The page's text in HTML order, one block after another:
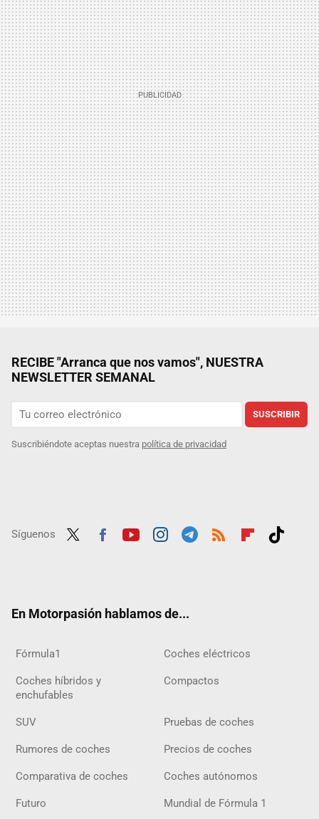
RECIBE "Arranca que nos vamos", NUESTRA
NEWSLETTER SEMANAL
SUSCRIBIR
Suscribiéndote aceptas nuestra política de privacidad
Síguenos
En Motorpasión hablamos de...
Fórmula1 Coches eléctricos
Coches híbridos y
enchufables
Compactos
SUV Pruebas de coches
Rumores de coches Precios de coches
Comparativa de coches Coches autónomos
Futuro Mundial de Fórmula 1